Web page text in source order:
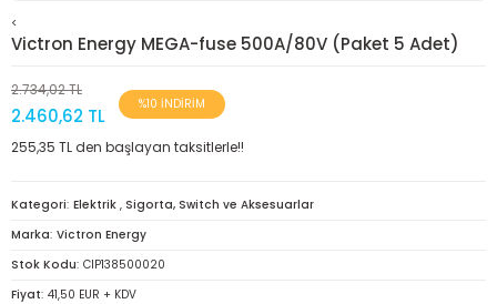
<
Victron Energy MEGA-fuse 500A/80V (Paket 5 Adet)
2.734,02 TL
2.460,62 TL
%10 İNDİRİM
255,35 TL den başlayan taksitlerle!!
Kategori Elektrik , Sigorta, Switch ve Aksesuarlar
Marka Victron Energy
Stok Kodu CIP138500020
Fiyat 41,50 EUR + KDV